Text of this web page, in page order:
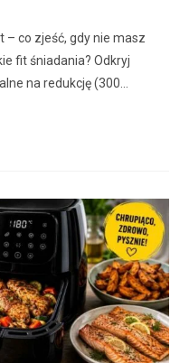
– co zjeść, gdy nie masz
fit śniadania? Odkryj
na redukcję (300…